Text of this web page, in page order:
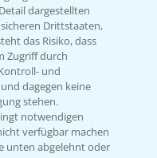
dargestellten
Drittstaaten,
das Risiko, dass
Zugriff durch
und
dagegen keine
stehen.
notwendigen
verfügbar machen
unten abgelehnt oder